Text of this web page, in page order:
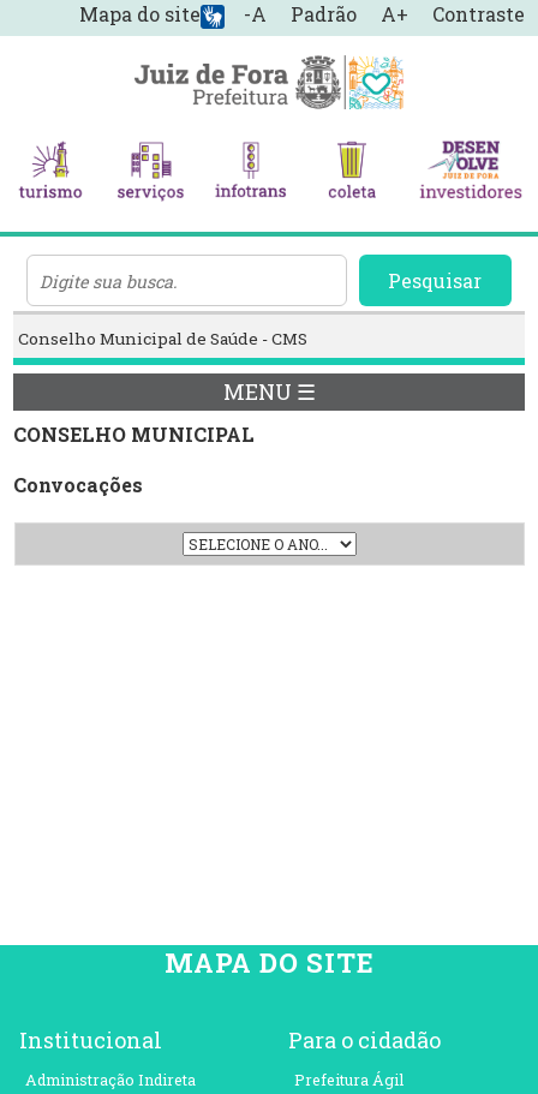
-A Padrão A+ Contraste
Mapa do site
Pesquisar
Conselho Municipal de Saúde - CMS
MENU ☰
CONSELHO MUNICIPAL
Convocações
MAPA DO SITE
Institucional
Administração Indireta
Para o cidadão
Prefeitura Ágil